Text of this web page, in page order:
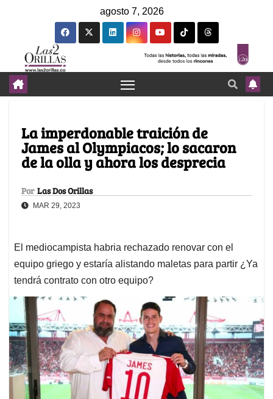
agosto 7, 2026
La imperdonable traición de
James al Olympiacos; lo sacaron
de la olla y ahora los desprecia
Por Las Dos Orillas
MAR 29, 2023
El mediocampista habria rechazado renovar con el
equipo griego y estaría alistando maletas para partir ¿Ya
tendrá contrato con otro equipo?